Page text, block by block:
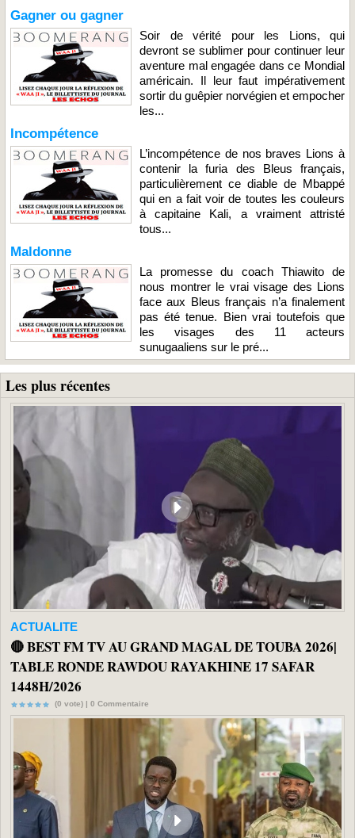
Gagner ou gagner
Soir de vérité pour les Lions, qui
devront se sublimer pour continuer leur
aventure mal engagée dans ce Mondial
américain. Il leur faut impérativement
sortir du guêpier norvégien et empocher
les...
Incompétence
L’incompétence de nos braves Lions à
contenir la furia des Bleus français,
particulièrement ce diable de Mbappé
qui en a fait voir de toutes les couleurs
à capitaine Kali, a vraiment attristé
tous...
Maldonne
La promesse du coach Thiawito de
nous montrer le vrai visage des Lions
face aux Bleus français n’a finalement
pas été tenue. Bien vrai toutefois que
les visages des 11 acteurs
sunugaaliens sur le pré...
Les plus récentes
ACTUALITE
🔴 BEST FM TV AU GRAND MAGAL DE TOUBA 2026|
TABLE RONDE RAWDOU RAYAKHINE 17 SAFAR
1448H/2026
(0 vote) | 0 Commentaire